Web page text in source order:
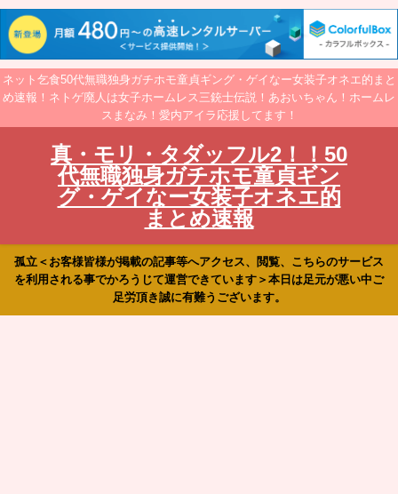
ネット乞食50代無職独身ガチホモ童貞ギング・ゲイなー女装子オネエ的まと
め速報！ネトゲ廃人は女子ホームレス三銃士伝説！あおいちゃん！ホームレ
スまなみ！愛内アイラ応援してます！
真・モリ・タダッフル2！！50
代無職独身ガチホモ童貞ギン
グ・ゲイなー女装子オネエ的
まとめ速報
孤立＜お客様皆様が掲載の記事等へアクセス、閲覧、こちらのサービス
を利用される事でかろうじて運営できています＞本日は足元が悪い中ご
足労頂き誠に有難うございます。